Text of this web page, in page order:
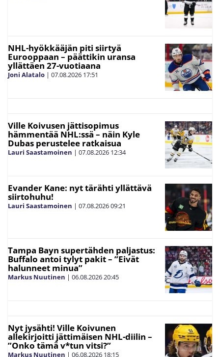
NHL-hyökkääjän piti siirtyä
Eurooppaan – päättikin uransa
yllättäen 27-vuotiaana
Joni Alatalo | 07.08.2026 17:51
Ville Koivusen jättisopimus
hämmentää NHL:ssä – näin Kyle
Dubas perustelee ratkaisua
Lauri Saastamoinen | 07.08.2026 12:34
Evander Kane: nyt tärähti yllättävä
siirtohuhu!
Lauri Saastamoinen | 07.08.202609:21
Tampa Bayn supertähden paljastus:
Buffalo antoi tylyt pakit – ”Eivät
halunneet minua”
Markus Nuutinen | 06.08.202620:45
Nyt jysähti! Ville Koivunen
allekirjoitti jättimäisen NHL-diilin –
”Onko tämä v*tun vitsi?”
Markus Nuutinen | 06.08.2026 18:15